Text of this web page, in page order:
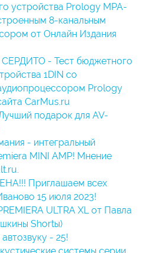
устройства Prology MPA-
8-канальным
от Онлайн Издания
- Тест бюджетного
1DIN со
Prology
CarMus.ru
подарок для AV-
- интегральный
MINI AMP! Мнение
Приглашаем всех
15 июля 2023!
ULTRA XL от Павла
Shortы)
- 25!
системы серии